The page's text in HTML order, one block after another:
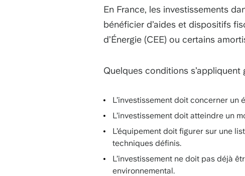
En France, les investissements
bénéficier d’aides et dispositifs
d’Énergie (CEE) ou certains
Quelques conditions s’appliquent
L’investissement doit concerner un
L’investissement doit atteindre un
L’équipement doit figurer sur une
techniques définis.
L’investissement ne doit pas déjà
environnemental.